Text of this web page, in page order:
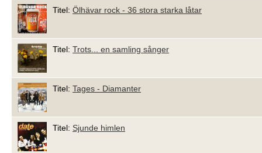
Titel: Ölhävar rock - 36 stora starka låtar
Titel: Trots... en samling sånger
Titel: Tages - Diamanter
Titel: Sjunde himlen